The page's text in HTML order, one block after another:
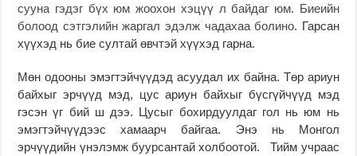
сууна гэдэг бүх юм жоохон хэцүү л байдаг юм. Биеийн
болоод сэтгэлийн жаргал эдэлж чадахаа болино. Гарсан
хүүхэд нь бие султай өвчтэй хүүхэд гарна.
Мөн одооны эмэгтэйчүүдэд асуудал их байна. Төр ариун
байхыг эрчүүд мэд, цус ариун байхыг бүсгүйчүүд мэд
гэсэн үг бий ш дээ. Цусыг бохирдуулдаг гол нь юм нь
эмэгтэйчүүдээс хамаарч байгаа. Энэ нь Монгол
эрчүүдийн үнэлэмж буурсантай холбоотой. Тийм учраас